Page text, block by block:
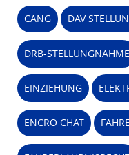
CANG DAV
DRB-STELLUNGNAHME
EINZIEHUNG
ENCRO CHAT